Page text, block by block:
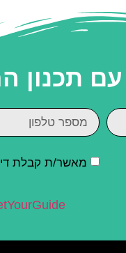
עם תכנון
מאשר/ת קבלת